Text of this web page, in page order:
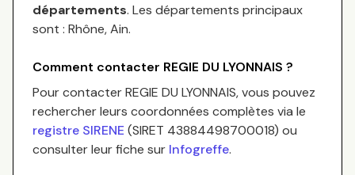
départements. Les départements principaux
sont : Rhône, Ain.
Comment contacter REGIE DU LYONNAIS ?
Pour contacterREGIE DU LYONNAIS, vous pouvez
rechercher leurs coordonnées complètes via le
registre SIRENE (SIRET 43884498700018) ou
consulter leur fiche sur Infogreffe.